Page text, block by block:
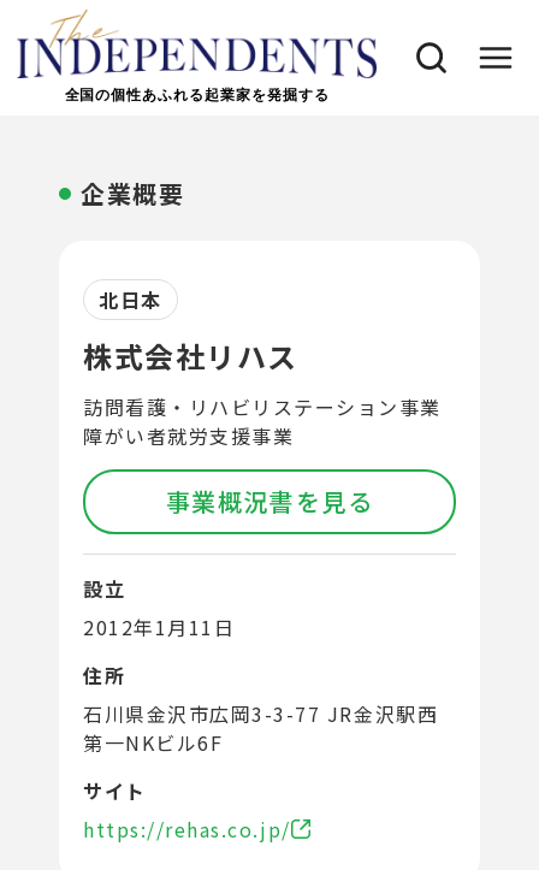
全国の個性あふれる起業家を発掘する
企業概要
北日本
株式会社リハス
訪問看護・リハビリステーション事業
障がい者就労支援事業
事業概況書を見る
設立
2012年1月11日
住所
石川県金沢市広岡3-3-77 JR金沢駅西
第一NKビル6F
サイト
https://rehas.co.jp/